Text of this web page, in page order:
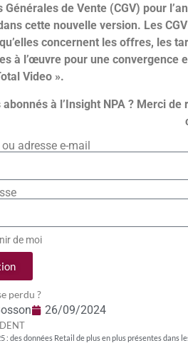
Générales de Vente (CGV) pour
cette nouvelle version. Les
concernent les offres, les
à l’œuvre pour une convergence
Video ».
abonnés à l’Insight NPA ? Merci
adresse e-mail
de moi
perdu ?
26/09/2024